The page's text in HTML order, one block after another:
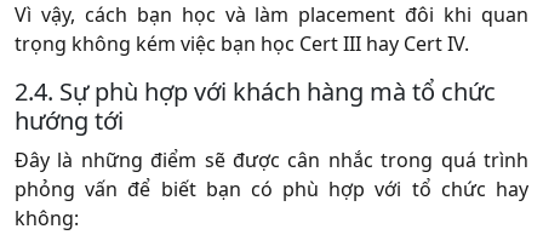
Vì vậy, cách bạn học và làm placement đôi khi quan
trọng không kém việc bạn học Cert III hay Cert IV.
2.4. Sự phù hợp với khách hàng mà tổ chức
hướng tới
Đây là những điểm sẽ được cân nhắc trong quá trình
phỏng vấn để biết bạn có phù hợp với tổ chức hay
không: